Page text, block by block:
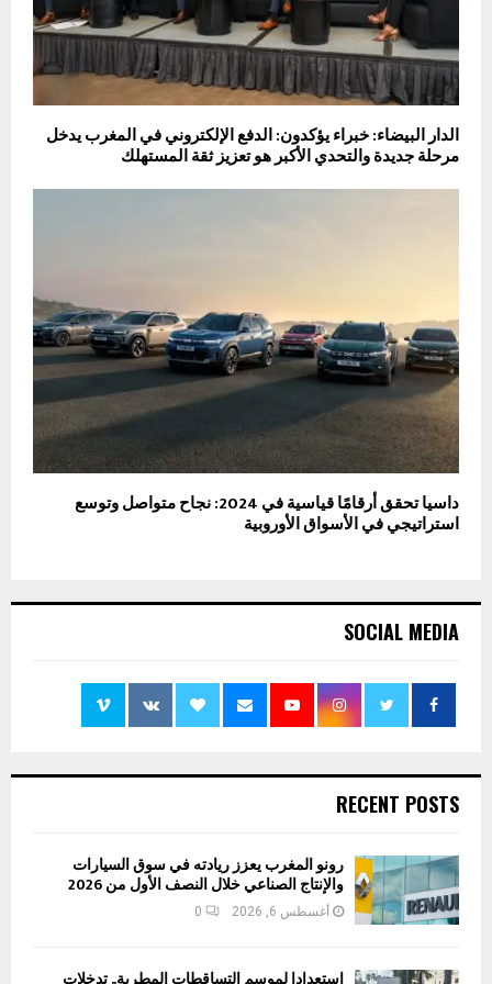
الدار البيضاء: خبراء يؤكدون: الدفع الإلكتروني في المغرب يدخل
مرحلة جديدة والتحدي الأكبر هو تعزيز ثقة المستهلك
داسيا تحقق أرقامًا قياسية في 2024: نجاح متواصل وتوسع
استراتيجي في الأسواق الأوروبية
SOCIAL MEDIA
RECENT POSTS
رونو المغرب يعزز ريادته في سوق السيارات
والإنتاج الصناعي خلال النصف الأول من 2026
أغسطس 6, 2026 0
استعدادا لموسم التساقطات المطرية.. تدخلات